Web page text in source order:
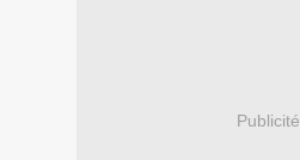
Publicité